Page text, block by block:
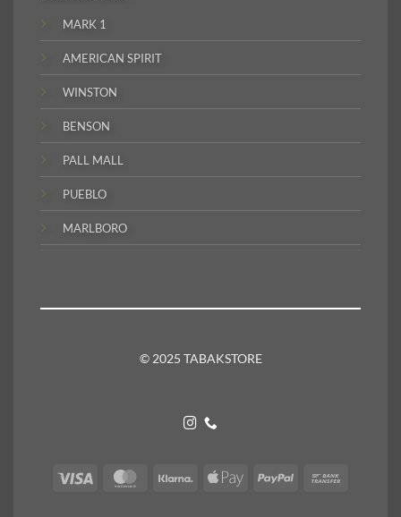
MARK 1
AMERICAN SPIRIT
WINSTON
BENSON
PALL MALL
PUEBLO
MARLBORO
© 2025 TABAKSTORE
Visa MasterCardKlarna
Apple
PayPal